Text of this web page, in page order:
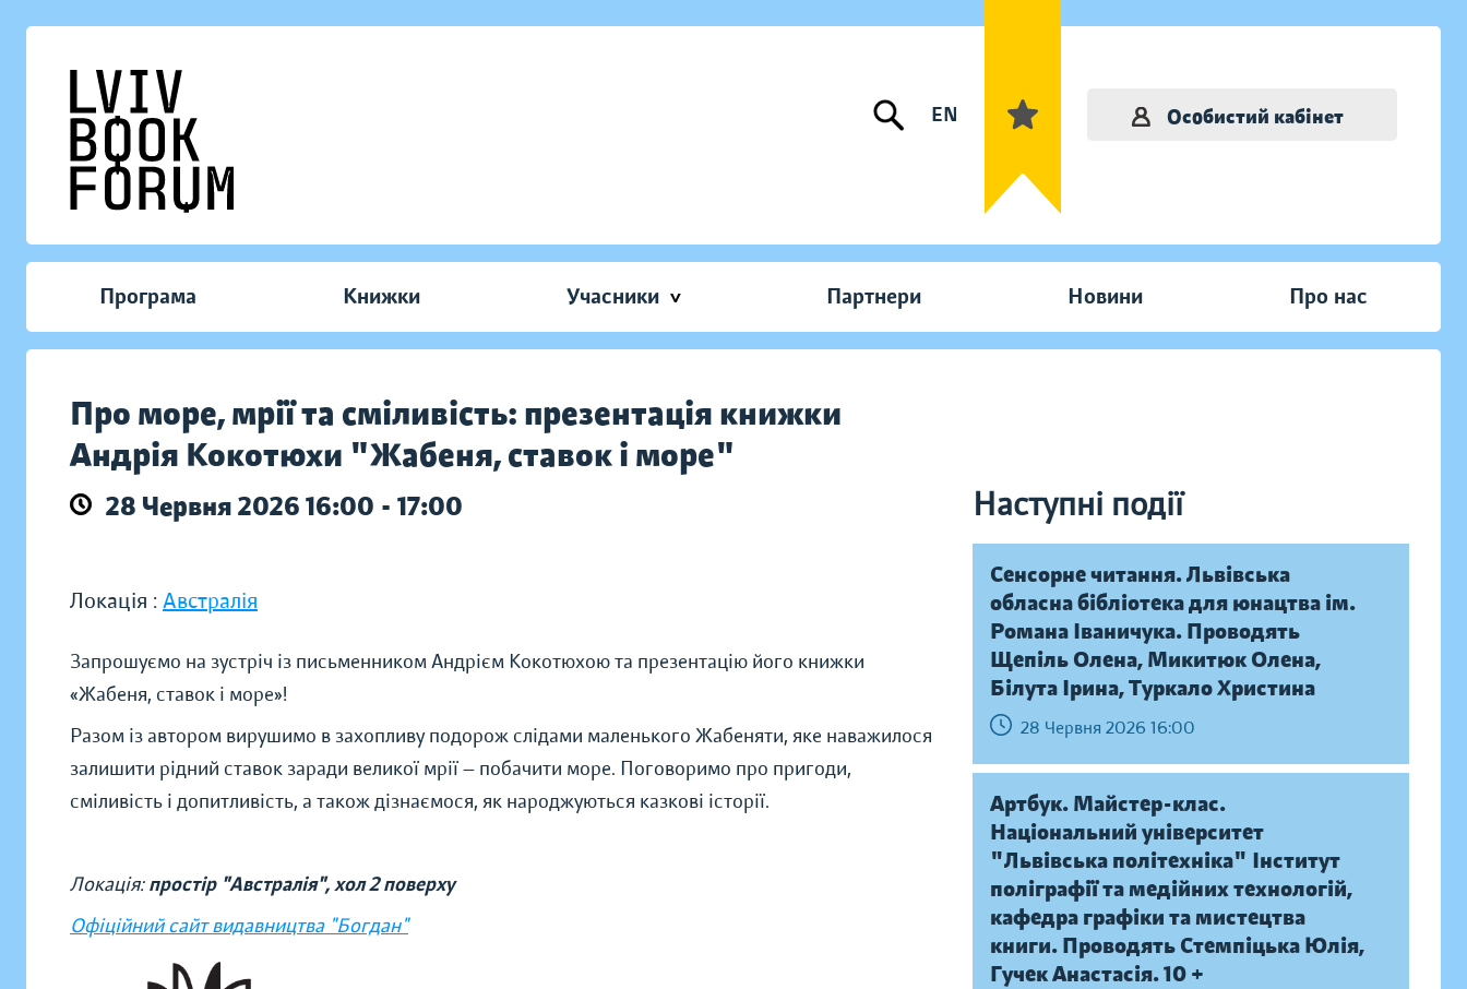
EN Особистий кабінет
Програма Книжки Учасники Партнери Новини Про нас
Про море, мрії та сміливість: презентація книжки
Андрія Кокотюхи "Жабеня, ставок і море"
28 Червня 2026 16:00 - 17:00 Наступні події
Локація : Австралія
Запрошуємо на зустріч із письменником Андрієм Кокотюхою та презентацію його книжки
«Жабеня, ставок і море»!
Разом із автором вирушимо в захопливу подорож слідами маленького Жабеняти, яке наважилося
залишити рідний ставок заради великої мрії — побачити море. Поговоримо про пригоди,
сміливість і допитливість, а також дізнаємося, як народжуються казкові історії.
Локація:простір "Австралія", хол 2 поверху
Офіційний сайт видавництва "Богдан"
Сенсорне читання. Львівська
обласна бібліотека для юнацтва ім.
Романа Іваничука. Проводять
Щепіль Олена, Микитюк Олена,
Білута Ірина, Туркало Христина
28 Червня 2026 16:00
Артбук. Майстер-клас.
Національний університет
"Львівська політехніка" Інститут
поліграфії та медійних технологій,
кафедра графіки та мистецтва
книги. Проводять Стемпіцька Юлія,
Гучек Анастасія. 10 +